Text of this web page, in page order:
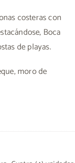
costeras con
Boca
de playas.
moro de